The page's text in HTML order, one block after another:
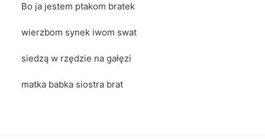
Bo ja jestem ptakom bratek
wierzbom synek iwom swat
siedzą w rzędzie na gałęzi
matka babka siostra brat